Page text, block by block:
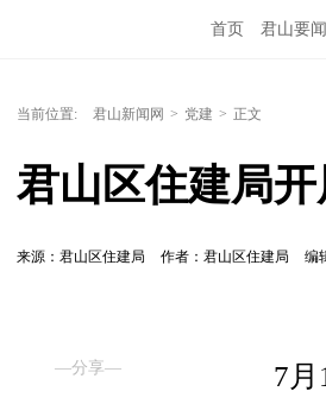
首页 君山要闻
当前位置: 君山新闻网 > 党建 > 正文
君山区住建局开
来源：君山区住建局 作者：君山区住建局 编
—分享—
7